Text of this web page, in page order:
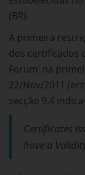
(BR).
A primeira
dos certificados
Forum’ na
22/Nov/2011
secção 9.4
Certificates
have a